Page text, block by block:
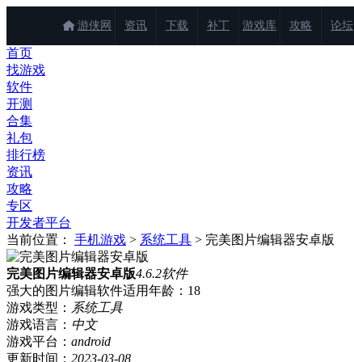
游侠网 资讯 下载 补丁 游戏库 攻略 论坛
首页
找游戏
软件
开测
合集
礼包
排行榜
资讯
攻略
专区
开发者平台
当前位置：
手机游戏 > 系统工具 > 完美图片编辑器安卓版
完美图片编辑器安卓版4.6.2软件
强大的图片编辑软件适用年龄： 18
游戏类型： 系统工具
游戏语言： 中文
游戏平台： android
更新时间： 2023-03-08